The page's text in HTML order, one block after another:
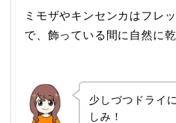
ミモザやキンセンカはフレ
で、飾っている間に自然に
少しづつドライ
しみ！